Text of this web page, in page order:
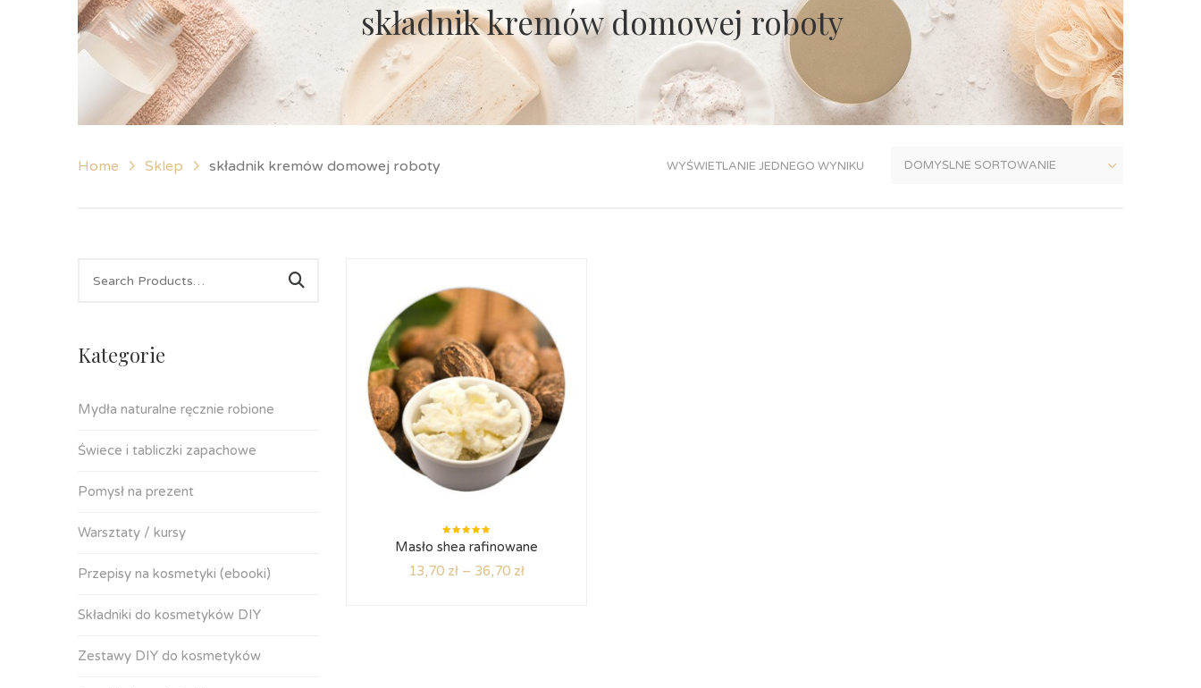
składnik kremów domowej roboty
Home Sklep składnik kremów domowej roboty WYŚWIETLANIE JEDNEGO WYNIKU
Kategorie
Mydła naturalne ręcznie robione
Świece i tabliczki zapachowe
Pomysł na prezent
Warsztaty / kursy
Przepisy na kosmetyki (ebooki)
Składniki do kosmetyków DIY
Zestawy DIY do kosmetyków
Oceniono
5.00
na
Masło shea rafinowane
13,70 zł – 36,70 zł